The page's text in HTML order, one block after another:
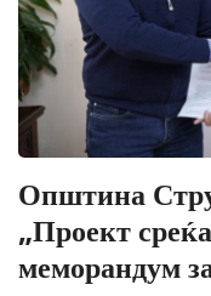
Општина
„Проект
меморандум